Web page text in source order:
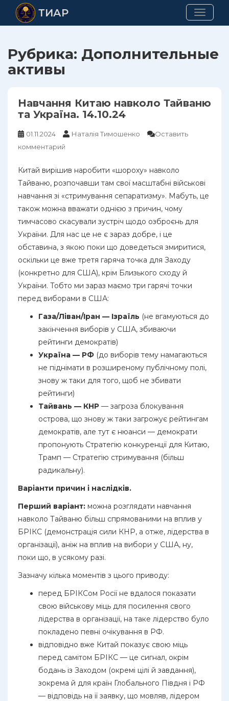
ТИАР
Рубрика: Дополнительные
активы
Навчання Китаю навколо Тайваню
та Україна. 14.10.24
01.11.2024 Наталія Тимошенко
Оставить
комментарий
Китай вирішив наробити «шороху» навколо
Тайваню, розпочавши там свої масштабні військові
навчання зі «стримування сепаратизму». Мабуть, це
також можна вважати однією з причин, чому
тимчасово скасували зустріч щодо озброєнь для
України. Для нас це не є зараз добре, і це
обставина, з якою поки що доведеться змиритися,
оскільки це вже третя гаряча точка для Заходу
(конкретно для США), крім Близького сходу й
України. Тобто ми зараз маємо три гарячі точки
перед виборами в США:
Газа/Ліван/Іран — Ізраїль (не вгамуються до
закінчення виборів у США, збиваючи
рейтинги демократів)
Україна — РФ (до виборів тему намагаються
не піднімати в розширеному публічному полі,
знову ж таки для того, щоб не збивати
рейтинги)
Тайвань — КНР — загроза блокування
острова, що знову ж таки загрожує рейтингам
демократів, але тут є нюанси — демократи
пропонують Стратегію конкуренції для Китаю,
Трамп — Стратегію стримування (більш
радикальну).
Варіанти причин і наслідків.
Перший варіант: можна розглядати навчання
навколо Тайваню більш спрямованими на вплив у
БРІКС (демонстрація сили КНР, а отже, лідерства в
організації), аніж на вплив на вибори у США, ну,
поки що, в усякому разі.
Зазначу кілька моментів з цього приводу:
перед БРІКСом Росії не вдалося показати
свою військову міць для посилення свого
лідерства в організації, на таке лідерство було
покладено певні очікування в РФ.
відповідно вже Китай показує свою міць
перед самітом БРІКС — це сигнал, окрім
бодань із Заходом (окремі цілі й завдання),
зокрема й для країн Глобального Півдня і РФ
— відповідь на її заявку, що мовляв, лідером